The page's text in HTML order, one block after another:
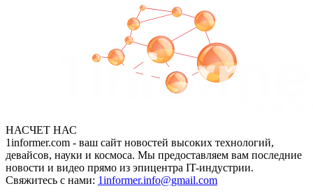
НАСЧЕТ НАС
1informer.com - ваш сайт новостей высоких технологий,
девайсов, науки и космоса. Мы предоставляем вам последние
новости и видео прямо из эпицентра IT-индустрии.
Свяжитесь с нами: 1informer.info@gmail.com